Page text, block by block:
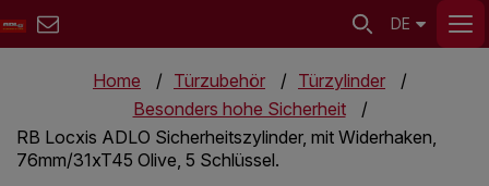
DE
Home Türzubehör
Türzylinder
Besonders hohe Sicherheit
RB Locxis ADLO Sicherheitszylinder, mit Widerhaken,
76mm/31xT45 Olive, 5 Schlüssel.